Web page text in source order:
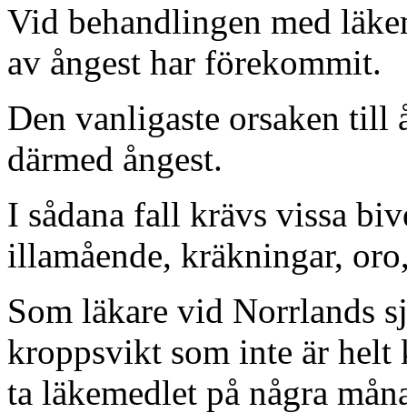
Vid behandlingen med
av ångest har förekommit.
Den vanligaste orsaken till
därmed ångest.
I sådana fall krävs vissa
illamående, kräkningar,
Som läkare vid Norrlands
kroppsvikt som inte är helt
ta läkemedlet på några